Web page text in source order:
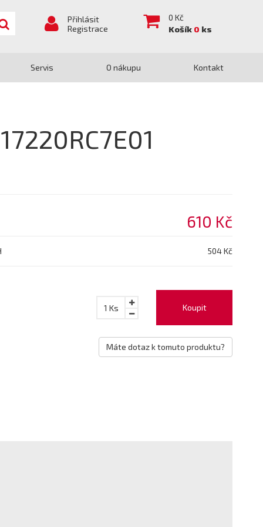
Přihlásit
Registrace
0 Kč
Košík 0 ks
Servis O nákupu Kontakt
610 Kč
504 Kč
Koupit
1 Ks
Máte dotaz k tomuto produktu?